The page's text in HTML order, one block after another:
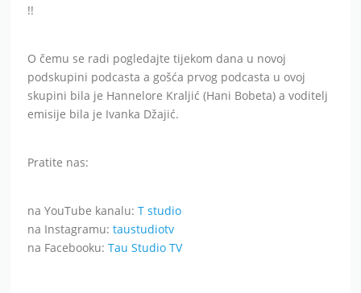
!!
O čemu se radi pogledajte tijekom dana u novoj
podskupini podcasta a gošća prvog podcasta u ovoj
skupini bila je Hannelore Kraljić (Hani Bobeta) a voditelj
emisije bila je Ivanka Džajić.
Pratite nas:
na YouTube kanalu:T studio
na Instagramu:taustudiotv
na Facebooku:Tau Studio TV